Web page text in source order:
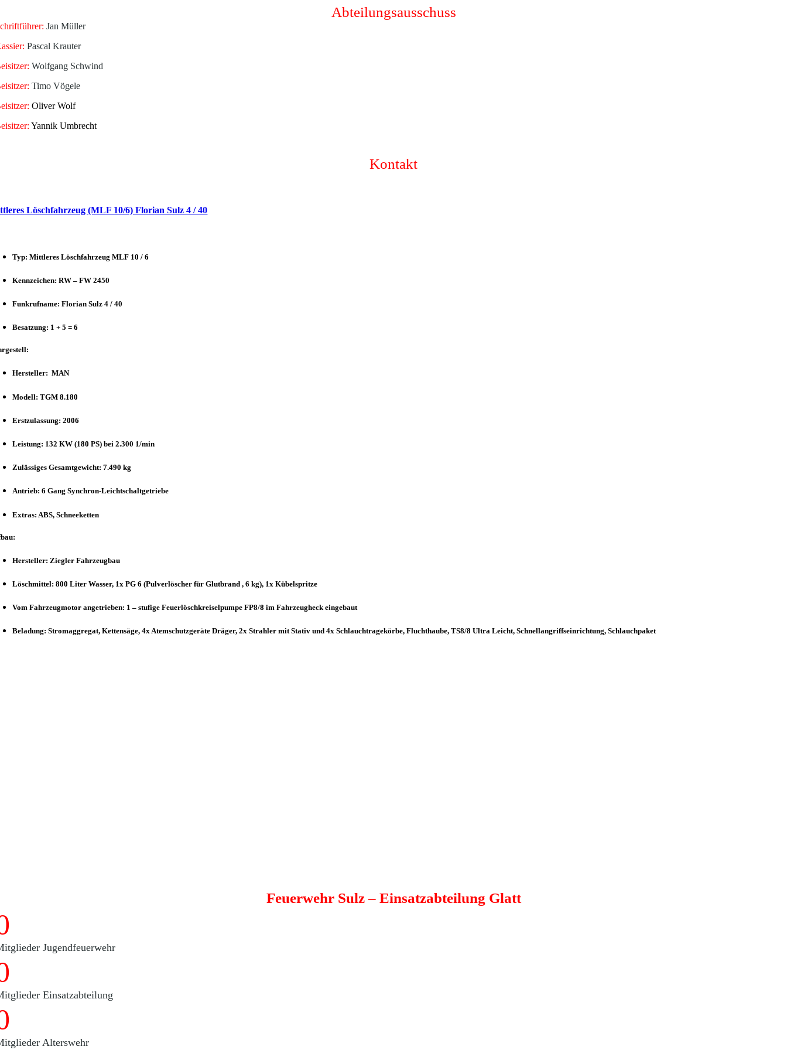
Abteilungsausschuss
Jan Müller
Pascal Krauter
Wolfgang Schwind
Timo Vögele
Oliver Wolf
Yannik Umbrecht
Kontakt
Löschfahrzeug (MLF 10/6) Florian Sulz 4 / 40
Typ: Mittleres Löschfahrzeug MLF 10 / 6
Kennzeichen: RW – FW 2450
Funkrufname: Florian Sulz 4 / 40
Besatzung: 1 + 5 = 6
Hersteller: MAN
Modell: TGM 8.180
Erstzulassung: 2006
Leistung: 132 KW (180 PS) bei 2.300 1/min
Zulässiges Gesamtgewicht: 7.490 kg
Antrieb: 6 Gang Synchron-Leichtschaltgetriebe
Extras: ABS, Schneeketten
Hersteller: Ziegler Fahrzeugbau
Löschmittel: 800 Liter Wasser, 1x PG 6 (Pulverlöscher für Glutbrand , 6 kg), 1x Kübelspritze
Vom Fahrzeugmotor angetrieben: 1 – stufige Feuerlöschkreiselpumpe FP8/8 im Fahrzeugheck eingebaut
Beladung: Stromaggregat, Kettensäge, 4x Atemschutzgeräte Dräger, 2x Strahler mit Stativ und 4x Schlauchtragekörbe, Fluchthaube, TS8/8 Ultra Leicht, Schnellangriffseinrichtung, Schlauchpaket
Feuerwehr Sulz– Einsatzabteilung Glatt
Jugendfeuerwehr
Einsatzabteilung
Alterswehr